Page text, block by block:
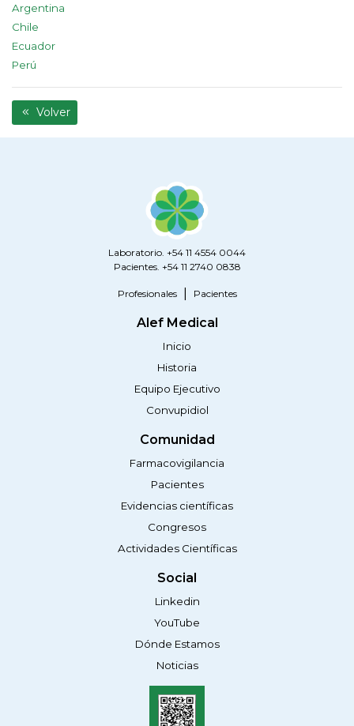
Argentina
Chile
Ecuador
Perú
Volver
Laboratorio. +54 11 4554 0044
Pacientes. +54 11 2740 0838
Profesionales Pacientes
Alef Medical
Inicio
Historia
Equipo Ejecutivo
Convupidiol
Comunidad
Farmacovigilancia
Pacientes
Evidencias científicas
Congresos
Actividades Científicas
Social
Linkedin
YouTube
Dónde Estamos
Noticias